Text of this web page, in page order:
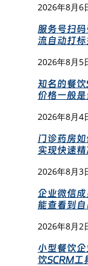
2026年8月6
服务号扫
流自动打
2026年8月5
知名的餐
价格一般是
2026年8月4
门诊药房
实现快速精
2026年8月3
企业微信
能查看到自
2026年8月2
小型餐饮
饮SCRM工